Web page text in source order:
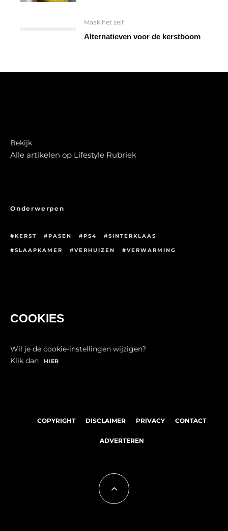
Maak het zelf
Alternatieven voor de kerstboom
Bekijk
Alle artikelen op Lifestyle Rubriek
Onderwerpen
KERST PASEN PS4 SINTERKLAAS
SLAAPKAMER VERHUIZEN VERWARMING
COOKIES
Wil je de cookie-instellingen wijzigen?
Klik dan
HIER
COPYRIGHT DISCLAIMER PRIVACY CONTACT
ADVERTEREN